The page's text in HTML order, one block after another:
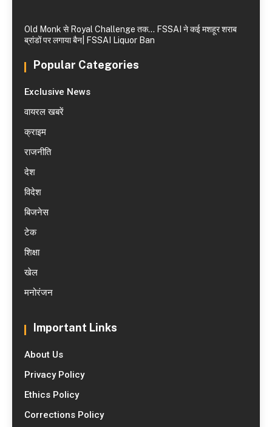
Old Monk से Royal Challenge तक… FSSAI ने कई मशहूर शराब
ब्रांडों पर लगाया बैन| FSSAI Liquor Ban
Popular Categories
Exclusive News
वायरल खबरें
क्राइम
राजनीति
देश
विदेश
बिजनेस
टेक
शिक्षा
खेल
मनोरंजन
Important Links
About Us
Privacy Policy
Ethics Policy
Corrections Policy